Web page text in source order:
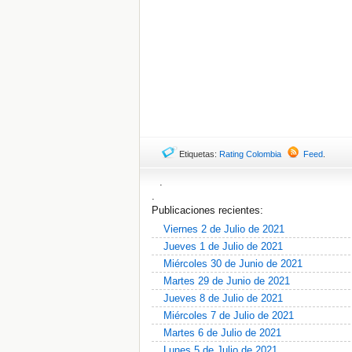
Etiquetas: Rating Colombia Feed
.
.
Publicaciones recientes:
Viernes 2 de Julio de 2021
Jueves 1 de Julio de 2021
Miércoles 30 de Junio de 2021
Martes 29 de Junio de 2021
Jueves 8 de Julio de 2021
Miércoles 7 de Julio de 2021
Martes 6 de Julio de 2021